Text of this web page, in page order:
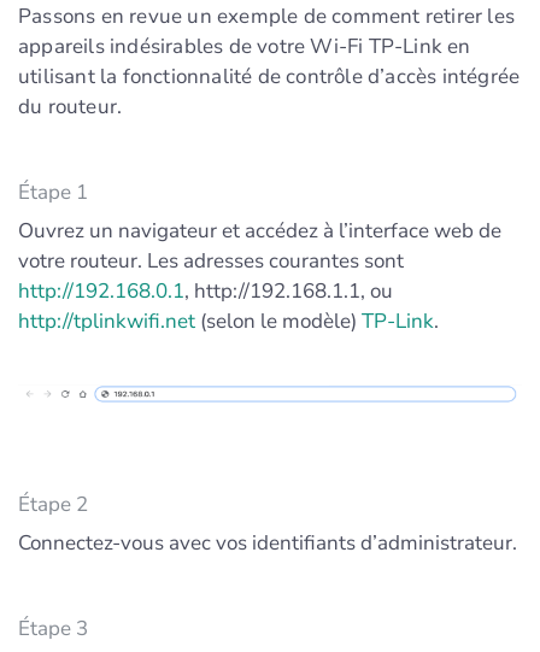
Passons en revue un exemple de comment retirer les
appareils indésirables de votre Wi-Fi TP-Link en
utilisant la fonctionnalité de contrôle d’accès intégrée
du routeur.
Étape 1
Ouvrez un navigateur et accédez à l’interface web de
votre routeur. Les adresses courantes sont
http://192.168.0.1, http://192.168.1.1, ou
http://tplinkwifi.net (selon le modèle) TP-Link.
Étape 2
Connectez-vous avec vos identifiants d’administrateur.
Étape 3